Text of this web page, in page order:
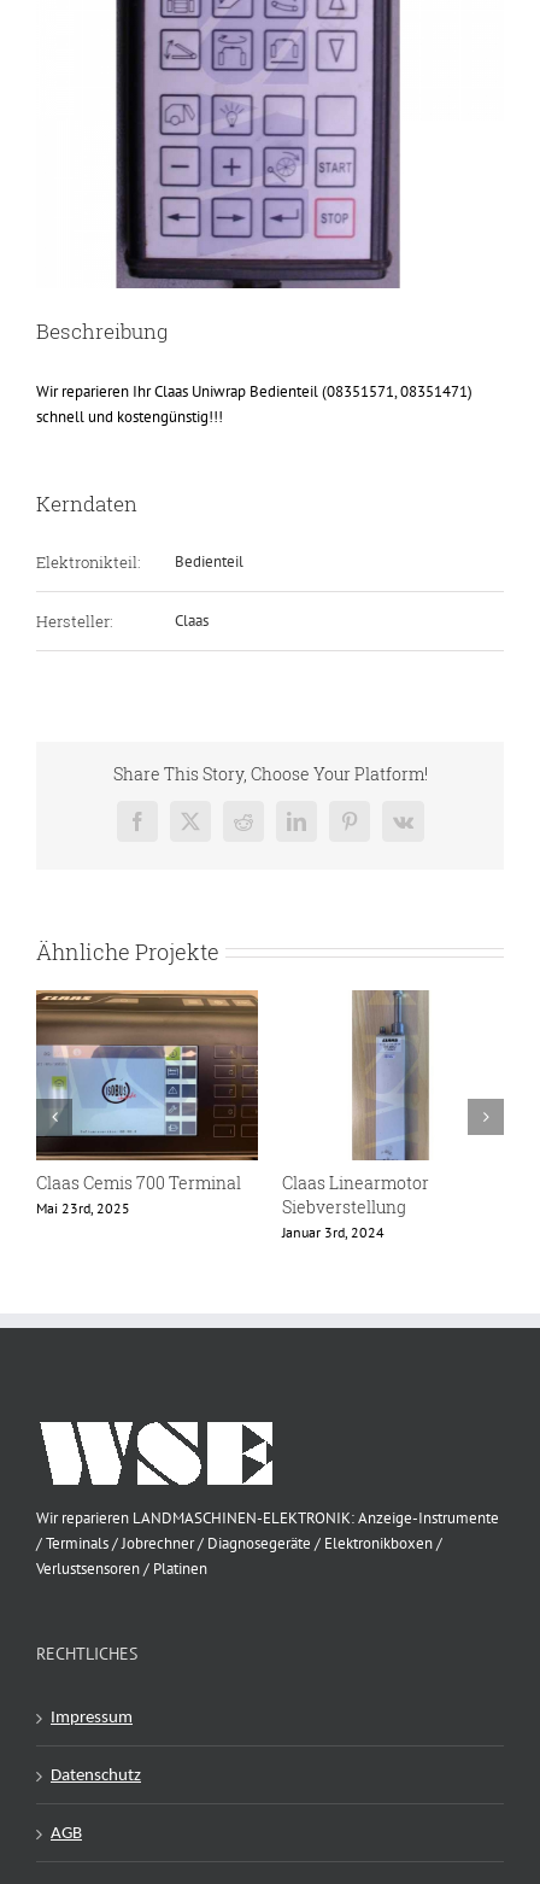
Beschreibung
Wir reparieren Ihr Claas Uniwrap Bedienteil (08351571, 08351471)
schnell und kostengünstig!!!
Kerndaten
Elektronikteil: Bedienteil
Hersteller: Claas
Share This Story, Choose Your Platform!
Facebook
X RedditLinkedInPinterest
Vk
Ähnliche Projekte
Claas Cemis 700 Terminal
Mai 23rd, 2025
Claas Linearmotor
Siebverstellung
Januar 3rd, 2024
Wir reparieren LANDMASCHINEN-ELEKTRONIK: Anzeige-Instrumente
/ Terminals / Jobrechner / Diagnosegeräte / Elektronikboxen /
Verlustsensoren / Platinen
RECHTLICHES
Impressum
Datenschutz
AGB